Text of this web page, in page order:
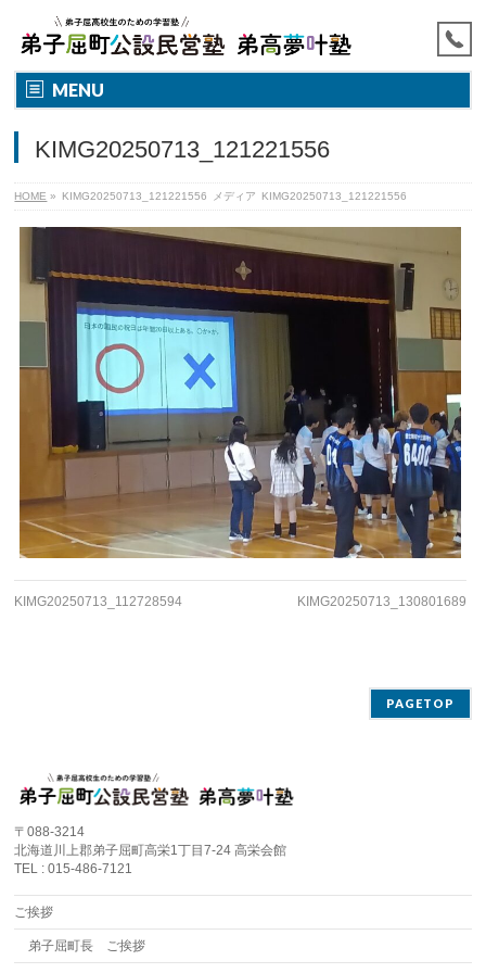
MENU
KIMG20250713_121221556
HOME » KIMG20250713_121221556 メディア KIMG20250713_121221556
KIMG20250713_112728594 KIMG20250713_130801689
PAGETOP
〒088-3214
北海道川上郡弟子屈町高栄1丁目7-24 高栄会館
TEL : 015-486-7121
ご挨拶
弟子屈町長 ご挨拶